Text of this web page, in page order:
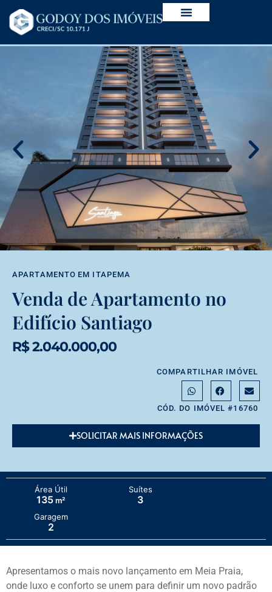
APARTAMENTO EM ITAPEMA
Venda de Apartamento no
Edifício Santiago
R$ 2.040.000,00
COMPARTILHAR IMÓVEL
CÓD. DO IMÓVEL #16760
SOLICITAR MAIS INFORMAÇÕES
Área Útil
135 m²
Suítes
3
Garagem
2
Apresentamos o mais novo lançamento em Meia Praia,
onde luxo e conforto se unem para definir um novo padrão